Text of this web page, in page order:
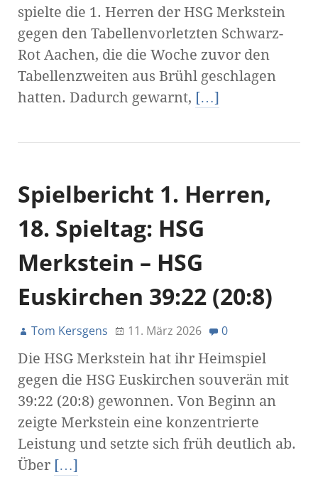
spielte die 1. Herren der HSG Merkstein
gegen den Tabellenvorletzten Schwarz-
Rot Aachen, die die Woche zuvor den
Tabellenzweiten aus Brühl geschlagen
hatten. Dadurch gewarnt, […]
Spielbericht 1. Herren,
18. Spieltag: HSG
Merkstein – HSG
Euskirchen 39:22 (20:8)
Tom Kersgens 11. März 2026 0
Die HSG Merkstein hat ihr Heimspiel
gegen die HSG Euskirchen souverän mit
39:22 (20:8) gewonnen. Von Beginn an
zeigte Merkstein eine konzentrierte
Leistung und setzte sich früh deutlich ab.
Über […]